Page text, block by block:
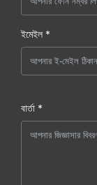
ইমেইল *
বার্তা *